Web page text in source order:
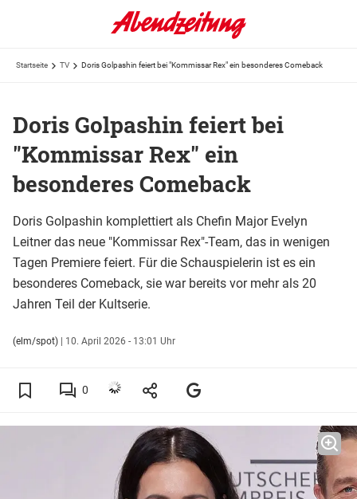
Startseite TV Doris Golpashin feiert bei "Kommissar Rex" ein besonderes Comeback
Doris Golpashin feiert bei
"Kommissar Rex" ein
besonderes Comeback
Doris Golpashin komplettiert als Chefin Major Evelyn
Leitner das neue "Kommissar Rex"-Team, das in wenigen
Tagen Premiere feiert. Für die Schauspielerin ist es ein
besonderes Comeback, sie war bereits vor mehr als 20
Jahren Teil der Kultserie.
(elm/spot) | 10. April 2026 - 13:01 Uhr
0